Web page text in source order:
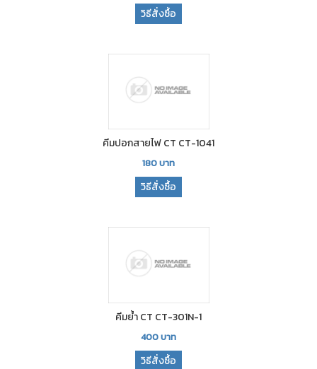
วิธีสั่งซื้อ
คีมปอกสายไฟ CT CT-1041
180บาท
วิธีสั่งซื้อ
คีมย้ำ CT CT-301N-1
400บาท
วิธีสั่งซื้อ